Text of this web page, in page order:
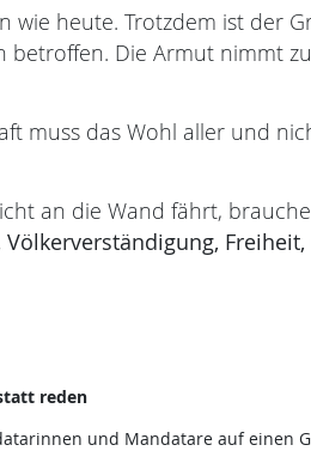
wie heute. Trotzdem ist der
betroffen. Die Armut nimmt
muss das Wohl aller und
an die Wand fährt,
Völkerverständigung, Freiheit,
reden
und Mandatare auf einen